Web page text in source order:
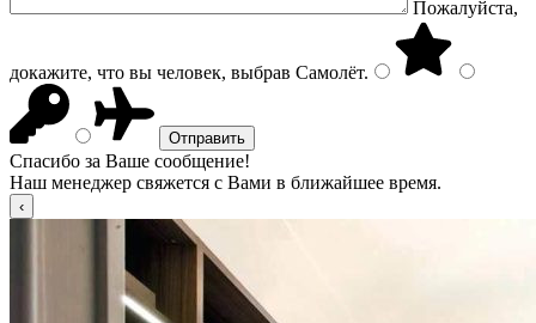
Пожалуйста,
докажите, что вы человек, выбрав Самолёт.
Спасибо за Ваше сообщение!
Наш менеджер свяжется с Вами в ближайшее время.